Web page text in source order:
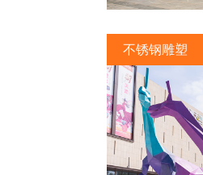
不锈钢雕塑